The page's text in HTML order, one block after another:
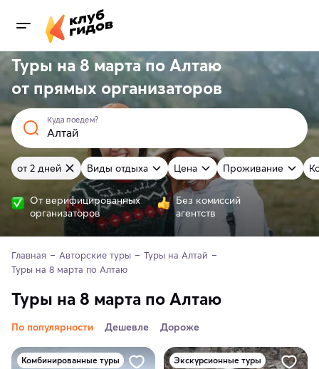
Туры на 8 марта по Алтаю
от прямых организаторов
Куда поедем?
от 2 дней Виды отдыха Цена Проживание
От верифицированных
организаторов
Без комиссий
агентств
Главная Авторские туры
Туры на Алтай
Туры на 8 марта по Алтаю
Туры на 8 марта по Алтаю
По популярности Дешевле Дороже
Комбинированные туры Экскурсионные туры